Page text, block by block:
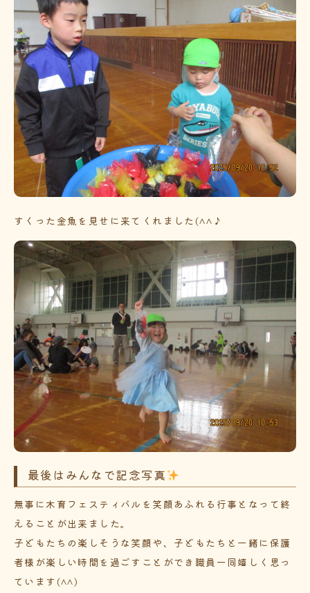
すくった金魚を見せに来てくれました(^^♪
最後はみんなで記念写真
無事に木育フェスティバルを笑顔あふれる行事となって終
えることが出来ました。
子どもたちの楽しそうな笑顔や、子どもたちと一緒に保護
者様が楽しい時間を過ごすことができ職員一同嬉しく思っ
ています(^^)